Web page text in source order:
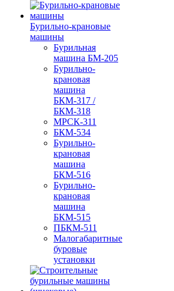
Бурильно-крановые
машины
Бурильная
машина БМ-205
Бурильно-
крановая
машина
БКМ-317 /
БКМ-318
МРСК-311
БКМ-534
Бурильно-
крановая
машина
БКМ-516
Бурильно-
крановая
машина
БКМ-515
ПБКМ-511
Малогабаритные
буровые
установки